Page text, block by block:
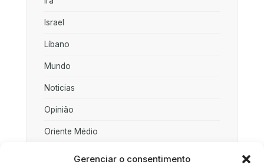
Gerenciar o consentimento
Israel
Líbano
Mundo
Noticias
Opinião
Oriente Médio
Palestina